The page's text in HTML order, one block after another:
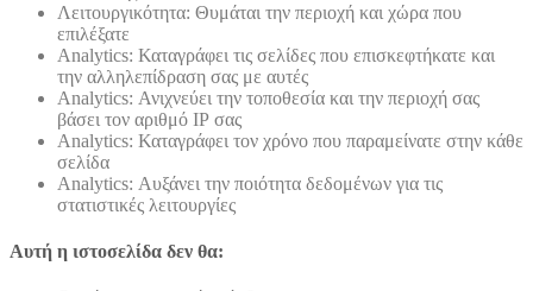
Λειτουργικότητα: Θυμάται την περιοχή και χώρα που
επιλέξατε
Analytics: Καταγράφει τις σελίδες που επισκεφτήκατε και
την αλληλεπίδραση σας με αυτές
Analytics: Ανιχνεύει την τοποθεσία και την περιοχή σας
βάσει τον αριθμό ΙΡ σας
Analytics: Καταγράφει τον χρόνο που παραμείνατε στην κάθε
σελίδα
Analytics: Αυξάνει την ποιότητα δεδομένων για τις
στατιστικές λειτουργίες
Αυτή η ιστοσελίδα δεν θα: